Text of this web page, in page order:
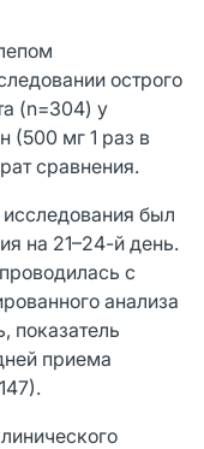
острого
(n=304) у
(500 мг 1 раз в
сравнения.
был
на 21–24-й день.
с
анализа
показатель
приема